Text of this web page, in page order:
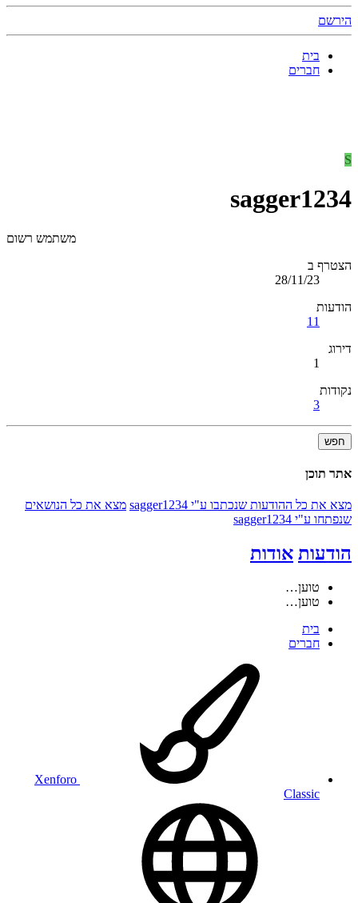
הירשם
בית
חברים
S
sagger1234
משתמש רשום
הצטרף ב
28/11/23
הודעות
11
דירוג
1
נקודות
3
חפש
אתר תוכן
מצא את כל ההודעות שנכתבו ע"י sagger1234
מצא את כל הנושאים
שנפתחו ע"י sagger1234
הודעות אודות
טוען…
טוען…
בית
חברים
Xenforo
Classic